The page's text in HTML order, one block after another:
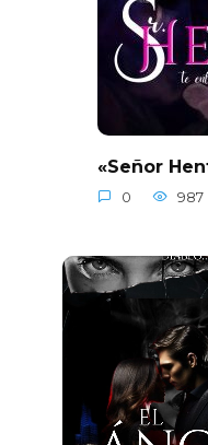
«Señor
0 987